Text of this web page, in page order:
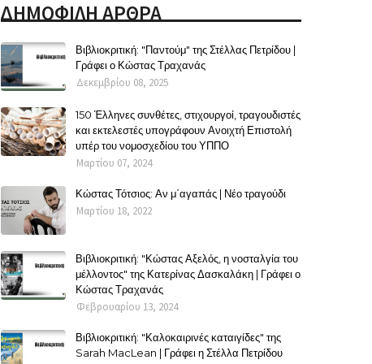
ΔΗΜΟΦΙΛΗ ΑΡΘΡΑ
Βιβλιοκριτική: "Παντούμ" της Στέλλας Πετρίδου |
Γράφει ο Κώστας Τραχανάς
Δεκεμβρίου 08, 2025
150 Έλληνες συνθέτες, στιχουργοί, τραγουδιστές
και εκτελεστές υπογράφουν Ανοιχτή Επιστολή
υπέρ του νομοσχεδίου του ΥΠΠΟ
Μαρτίου 07, 2024
Κώστας Τότσιος: Αν μ΄αγαπάς | Νέο τραγούδι
Μαρτίου 18, 2022
Βιβλιοκριτική: "Κώστας Αξελός, η νοσταλγία του
μέλλοντος" της Κατερίνας Δασκαλάκη | Γράφει ο
Κώστας Τραχανάς
Φεβρουαρίου 13, 2024
Βιβλιοκριτική: "Καλοκαιρινές καταιγίδες" της
Sarah MacLean | Γράφει η Στέλλα Πετρίδου